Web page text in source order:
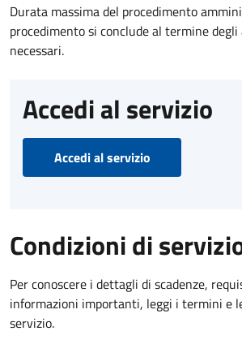
Durata massima del procedimento
procedimento si conclude al termine
necessari.
Accedi al servizio
Accedi al servizio
Condizioni di
Per conoscere i dettagli di scadenze,
informazioni importanti, leggi i termini e
servizio.